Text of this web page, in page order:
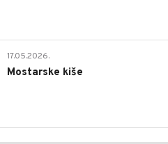
17.05.2026.
Mostarske kiše